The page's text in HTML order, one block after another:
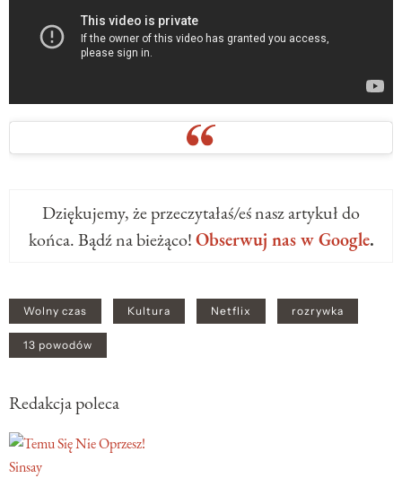
Dziękujemy, że przeczytałaś/eś nasz artykuł do
końca. Bądź na bieżąco!Obserwuj nas w Google.
Wolny czas Kultura Netflix rozrywka
13 powodów
Redakcja poleca
Sinsay